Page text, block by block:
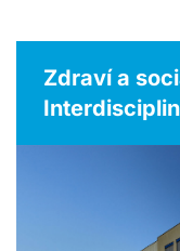
Zdraví a